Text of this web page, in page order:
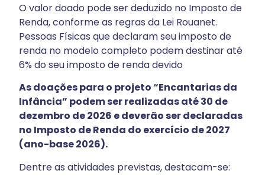
O valor doado pode ser deduzido no Imposto de
Renda, conforme as regras da Lei Rouanet.
Pessoas Físicas que declaram seu imposto de
renda no modelo completo podem destinar até
6% do seu imposto de renda devido
As doações para o projeto “Encantarias da
Infância” podem ser realizadas até 30 de
dezembro de 2026 e deverão ser declaradas
no Imposto de Renda do exercício de 2027
(ano-base 2026).
Dentre as atividades previstas, destacam-se: